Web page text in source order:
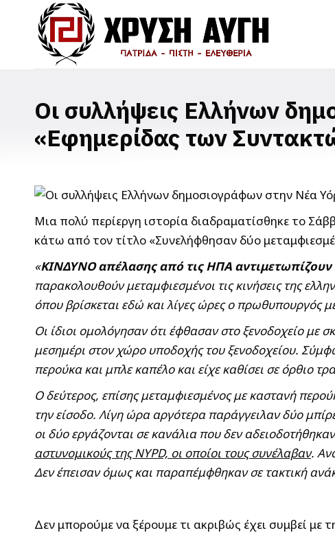
Οι συλλήψεις Ελλήνων
«Εφημερίδας των
Μια πολύ περίεργη ιστορία διαδραματίσθηκε το
κάτω από τον τίτλο «Συνελήφθησαν δύο
«ΚΙΝΔΥΝΟ απέλασης από τις ΗΠΑ
παρακολουθούν μεταμφιεσμένοι τις κινήσεις της
όπου βρίσκεται εδώ και λίγες ώρες ο πρωθυπουργός
Οι ίδιοι ομολόγησαν ότι έφθασαν στο ξενοδοχείο με
μεσημέρι στον χώρο υποδοχής του ξενοδοχείου.
περούκα και μπλε καπέλο και είχε καθίσει σε όρθιο
Ο δεύτερος, επίσης μεταμφιεσμένος με καστανή
την είσοδο. Λίγη ώρα αργότερα παράγγειλαν δύο
οι δύο εργάζονται σε κανάλια που δεν
αστυνομικούς της NYPD, οι οποίοι τους συνέλαβαν.
Δεν έπεισαν όμως και παραπέμφθηκαν σε τακτική
Δεν μπορούμε να ξέρουμε τι ακριβώς έχει συμβεί